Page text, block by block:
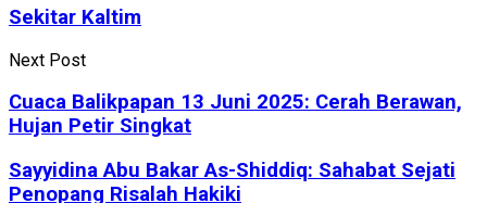
Sekitar Kaltim
Next Post
Cuaca Balikpapan 13 Juni 2025: Cerah Berawan,
Hujan Petir Singkat
Sayyidina Abu Bakar As-Shiddiq: Sahabat Sejati
Penopang Risalah Hakiki